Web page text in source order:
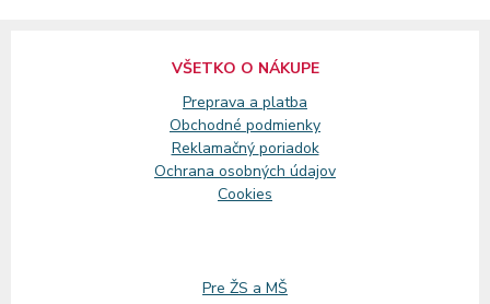
VŠETKO O NÁKUPE
Preprava a platba
Obchodné podmienky
Reklamačný poriadok
Ochrana osobných údajov
Cookies
Pre ŽS a MŠ